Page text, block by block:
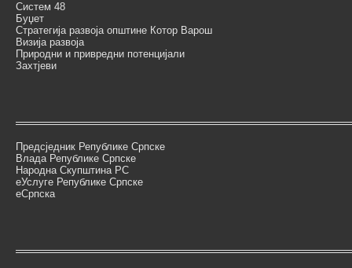
Систем 48
Буџет
Стратегија развоја општине Котор Варош
Визија развоја
Природни и привредни потенцијали
Захтјеви
Предсједник Републике Српске
Влада Републике Српске
Народна Скупштина РС
еУслуге Републике Српске
еСрпска